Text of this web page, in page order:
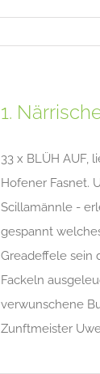
1.
33 x BLÜH AUF,
Hofener Fasnet.
Scillamännle -
gespannt
Greadeffele sein
Fackeln
verwunschene
Zunftmeister